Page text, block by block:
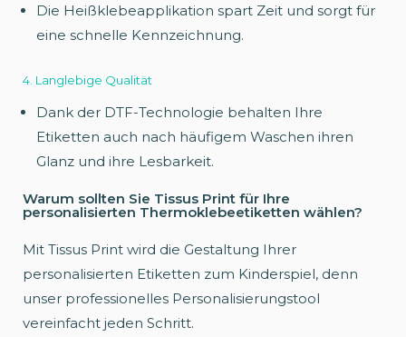
Die Heißklebeapplikation spart Zeit und sorgt für
eine schnelle Kennzeichnung.
4. Langlebige Qualität
Dank der DTF-Technologie behalten Ihre
Etiketten auch nach häufigem Waschen ihren
Glanz und ihre Lesbarkeit.
Warum sollten Sie Tissus Print für Ihre
personalisierten Thermoklebeetiketten wählen?
Mit Tissus Print wird die Gestaltung Ihrer
personalisierten Etiketten zum Kinderspiel, denn
unser professionelles Personalisierungstool
vereinfacht jeden Schritt.